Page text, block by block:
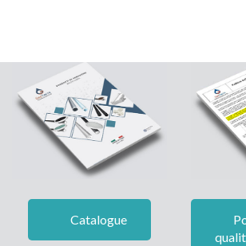
Catalogue